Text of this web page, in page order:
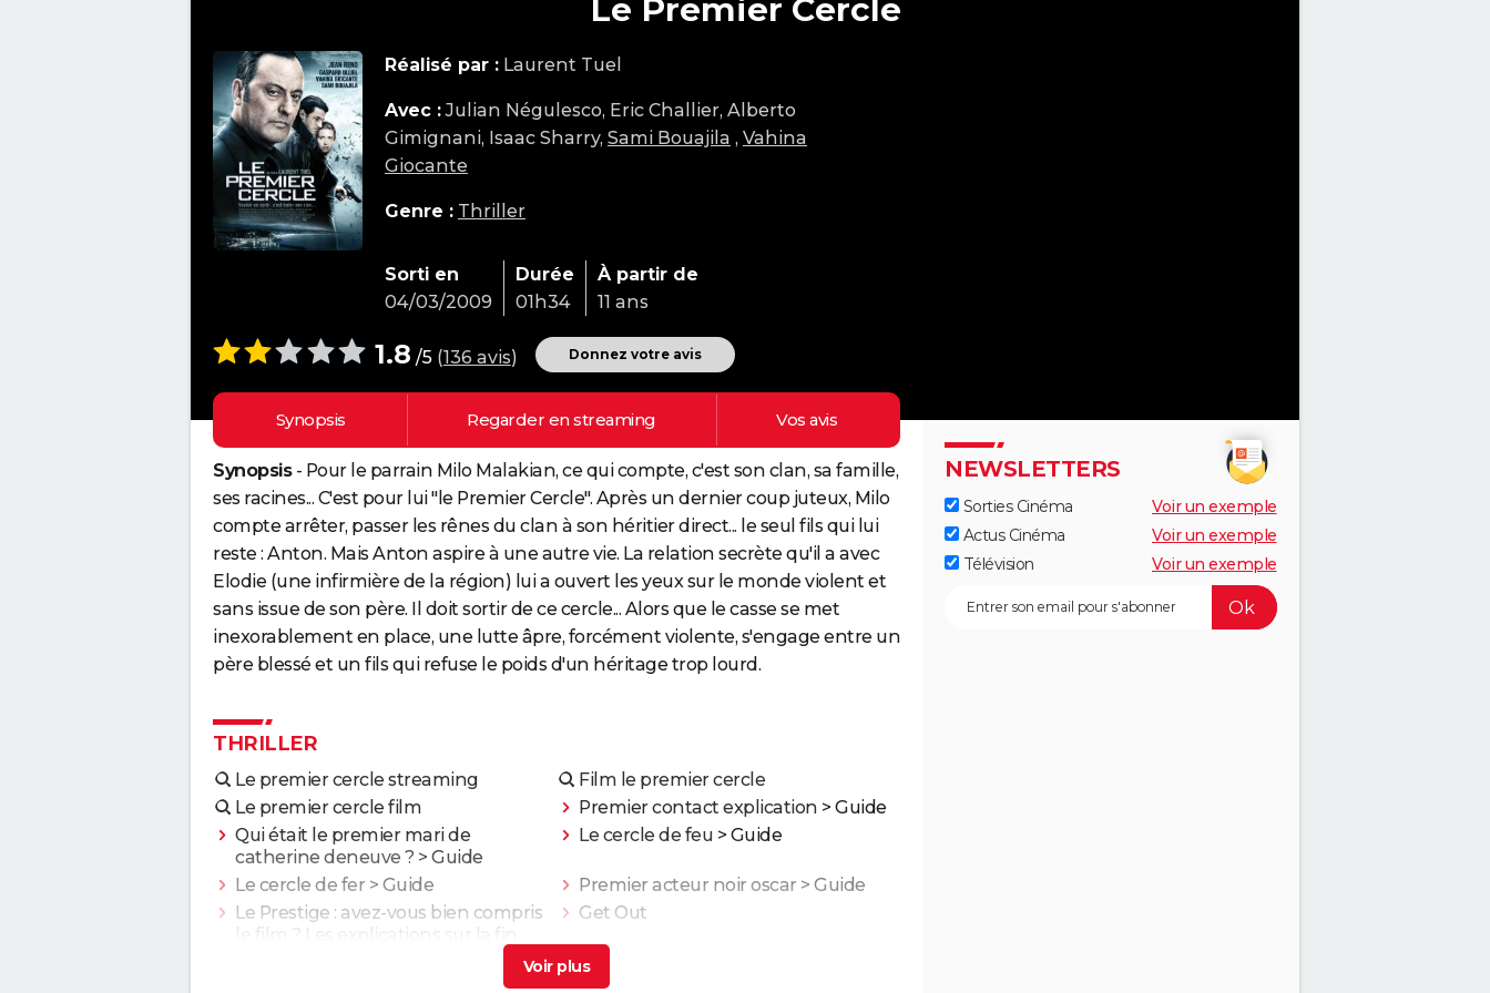
Le Premier Cercle
Réalisé par : Laurent Tuel
Avec : Julian Négulesco, Eric Challier, Alberto
Gimignani, Isaac Sharry, Sami Bouajila , Vahina
Giocante
Genre : Thriller
Sorti en
04/03/2009
Durée
01h34
À partir de
11 ans
1.8 /5 (136 avis) Donnez votre avis
Synopsis Regarder enstreaming Vosavis
Synopsis- Pour le parrain Milo Malakian, ce qui compte, c'est son clan, sa famille,
ses racines... C'est pour lui "le Premier Cercle". Après un dernier coup juteux, Milo
compte arrêter, passer les rênes du clan à son héritier direct... le seul fils qui lui
reste : Anton. Mais Anton aspire à une autre vie. La relation secrète qu'il a avec
Elodie (une infirmière de la région) lui a ouvert les yeux sur le monde violent et
sans issue de son père. Il doit sortir de ce cercle... Alors que le casse se met
inexorablement en place, une lutte âpre, forcément violente, s'engage entre un
père blessé et un fils qui refuse le poids d'un héritage trop lourd.
THRILLER
Le premier cercle streaming
Film le premier cercle
Le premier cercle film
Premier contact explication > Guide
Qui était le premier mari de
catherine deneuve ? > Guide
Le cercle de feu > Guide
Le cercle de fer > Guide Premier acteur noir oscar > Guide
Le Prestige : avez-vous bien compris
le film ? Les explications sur la fin
Get Out
Enemy : que signifie la fin du film ?
Fargo : les frères Coen se moquent
totalement des spectateurs dans le
NEWSLETTERS
Sorties Cinéma
Voir un exemple
Actus Cinéma
Voir un exemple
Télévision
Voir un exemple